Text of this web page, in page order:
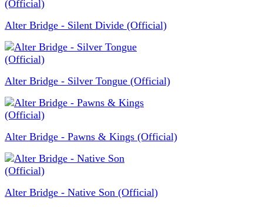
Alter Bridge - Silent Divide (Official)
Alter Bridge - Silver Tongue (Official)
Alter Bridge - Pawns & Kings (Official)
Alter Bridge - Native Son (Official)